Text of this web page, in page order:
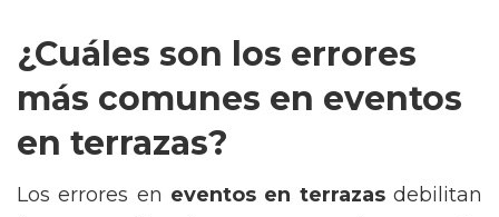
¿Cuáles son los errores
más comunes en eventos
en terrazas?
Los errores en eventos en terrazasdebilitan